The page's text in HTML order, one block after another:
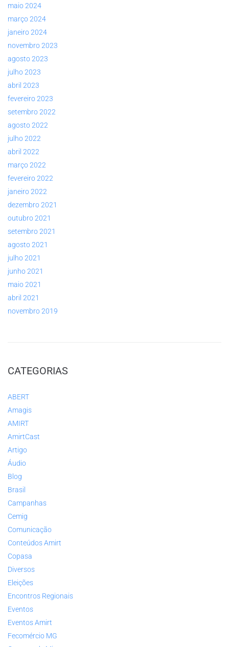
maio 2024
março 2024
janeiro 2024
novembro 2023
agosto 2023
julho 2023
abril 2023
fevereiro 2023
setembro 2022
agosto 2022
julho 2022
abril 2022
março 2022
fevereiro 2022
janeiro 2022
dezembro 2021
outubro 2021
setembro 2021
agosto 2021
julho 2021
junho 2021
maio 2021
abril 2021
novembro 2019
CATEGORIAS
ABERT
Amagis
AMIRT
AmirtCast
Artigo
Áudio
Blog
Brasil
Campanhas
Cemig
Comunicação
Conteúdos Amirt
Copasa
Diversos
Eleições
Encontros Regionais
Eventos
Eventos Amirt
Fecomércio MG